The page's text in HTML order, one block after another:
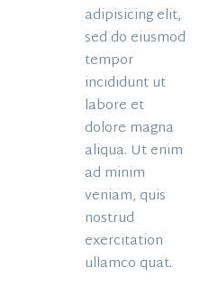
adipisicing elit,
sed do eiusmod
tempor
incididunt ut
labore et
dolore magna
aliqua. Ut enim
ad minim
veniam, quis
nostrud
exercitation
ullamco quat.